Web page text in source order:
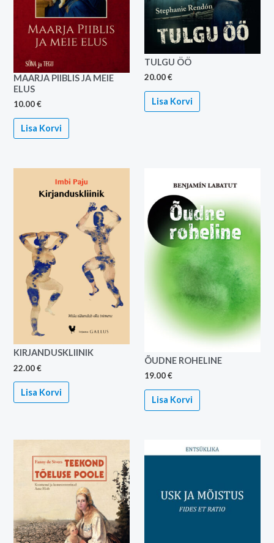
MAARJA PIIBLIS JA MEIE
ELUS
10.00€
Lisa Korvi
TULGU ÖÖ
20.00€
Lisa Korvi
KIRJANDUSKLIINIK
22.00€
Lisa Korvi
ÕUDNE ROHELINE
19.00€
Lisa Korvi